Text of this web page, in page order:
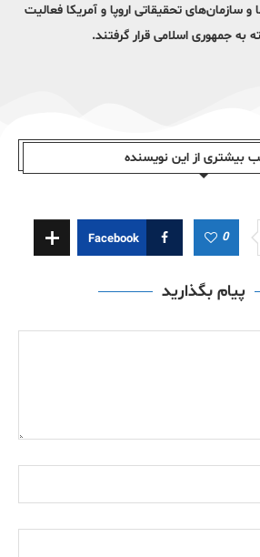
و سازمان‌های تحقیقاتی اروپا و آمریکا فعالیت
جمهوری اسلامی قرار گرفتند.
بیشتری از این نویسندە
0
Facebook
پیام بگذارید